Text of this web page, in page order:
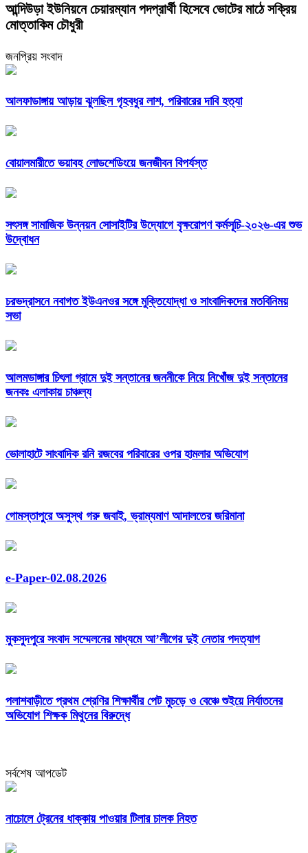
আন্দিউড়া ইউনিয়নে চেয়ারম্যান পদপ্রার্থী হিসেবে ভোটের মাঠে সক্রিয়
মোত্তাকিম চৌধুরী
জনপ্রিয় সংবাদ
আলফাডাঙ্গায় আড়ায় ঝুলছিল গৃহবধুর লাশ, পরিবারের দাবি হত্যা
বোয়ালমারীতে ভয়াবহ লোডশেডিংয়ে জনজীবন বিপর্যস্ত
সৎসঙ্গ সামাজিক উন্নয়ন সোসাইটির উদ্যোগে বৃক্ষরোপণ কর্মসূচি-২০২৬-এর শুভ
উদ্বোধন
চরভদ্রাসনে নবাগত ইউএনওর সঙ্গে মুক্তিযোদ্ধা ও সাংবাদিকদের মতবিনিময়
সভা
আলমডাঙ্গার চিৎলা গ্রামে দুই সন্তানের জননীকে নিয়ে নিখোঁজ দুই সন্তানের
জনকঃ এলাকায় চাঞ্চল্য
ভোলাহাটে সাংবাদিক রনি রজবের পরিবারের ওপর হামলার অভিযোগ
গোমস্তাপুরে অসুস্থ গরু জবাই, ভ্রাম্যমাণ আদালতের জরিমানা
e-Paper-02.08.2026
মুকসুদপুরে সংবাদ সম্মেলনের মাধ্যমে আ’লীগের দুই নেতার পদত্যাগ
পলাশবাড়ীতে প্রথম শ্রেণির শিক্ষার্থীর পেট মুচড়ে ও বেঞ্চে শুইয়ে নির্যাতনের
অভিযোগ শিক্ষক মিথুনের বিরুদ্ধে
সর্বশেষ আপডেট
নাচোলে ট্রেনের ধাক্কায় পাওয়ার টিলার চালক নিহত